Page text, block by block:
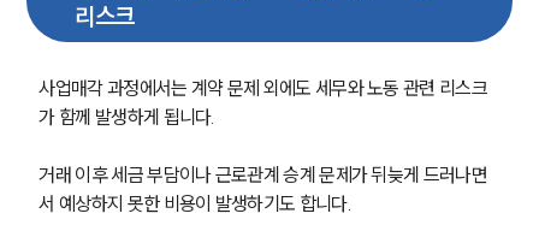
리스크
사업매각 과정에서는 계약 문제 외에도 세무와 노동 관련 리스크
가 함께 발생하게 됩니다.
거래 이후 세금 부담이나 근로관계 승계 문제가 뒤늦게 드러나면
서 예상하지 못한 비용이 발생하기도 합니다.